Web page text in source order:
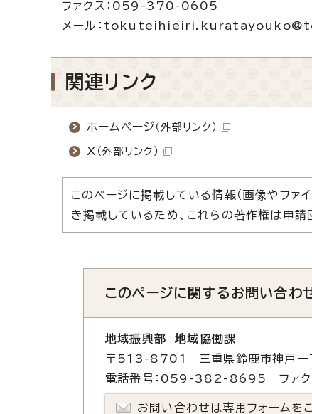
ファクス：059-370-0605
メール：
関連リンク
ホームページ （外部リンク）
X （外部リンク）
このページに掲載している情報（画像やフ
き掲載しているため、これらの著作権は申請
このページに関するお問い合わ
地域振興部 地域協働課
〒513-8701 三重県鈴鹿市神戸一
電話番号：059-382-8695 ファ
お問い合わせは専用フォームを